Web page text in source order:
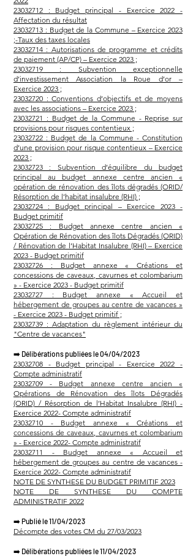
23032712 : Budget principal - Exercice 2022 -
Affectation du résultat
23032713 : Budget de la Commune – Exercice 2023
;-Taux des taxes locales
23032714 : Autorisations de programme et crédits
de paiement (AP/CP) – Exercice 2023 ;
23032719 : Subvention exceptionnelle
d’investissement Association la Roue d’or –
Exercice 2023 ;
23032720 : Conventions d’objectifs et de moyens
avec les associations – Exercice 2023 ;
23032721 : Budget de la Commune - Reprise sur
provisions pour risques contentieux ;
23032722 : Budget de la Commune - Constitution
d’une provision pour risque contentieux – Exercice
2023 ;
23032723 : Subvention d’équilibre du budget
principal au budget annexe centre ancien «
opération de rénovation des îlots dégradés (ORID/
Résorption de l’habitat insalubre (RHI) ;
23032724 : Budget principal – Exercice 2023 -
Budget primitif
23032725 : Budget annexe centre ancien «
Opération de Rénovation des îlots Dégradés (ORID)
/ Rénovation de l’Habitat Insalubre (RHI) – Exercice
2023 - Budget primitif
23032726 : Budget annexe « Créations et
concessions de caveaux, cavurnes et colombarium
» - Exercice 2023 - Budget primitif
23032727 : Budget annexe « Accueil et
hébergement de groupes au centre de vacances »
- Exercice 2023 - Budget primitif ;
23032739 : Adaptation du règlement intérieur du
"Centre de vacances"
➡️ Délibérations publiées le 04/04/2023
23032708 - Budget principal - Exercice 2022 -
Compte administratif
23032709 - Budget annexe centre ancien «
Opérations de Rénovation des îlots Dégradés
(ORID) / Résorption de l’Habitat Insalubre (RHI) -
Exercice 2022- Compte administratif
23032710 - Budget annexe « Créations et
concessions de caveaux, cavurnes et colombarium
» - Exercice 2022- Compte administratif
23032711 - Budget annexe « Accueil et
hébergement de groupes au centre de vacances -
Exercice 2022- Compte administratif
NOTE DE SYNTHESE DU BUDGET PRIMITIF 2023
NOTE DE SYNTHESE DU COMPTE
ADMINISTRATIF 2022
➡️Publié le 11/04/2023
Décompte des votes CM du 27/03/2023
➡️ Délibérations publiées le 11/04/2023